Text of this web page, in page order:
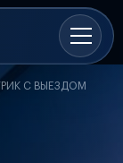
С ВЫЕЗДОМ